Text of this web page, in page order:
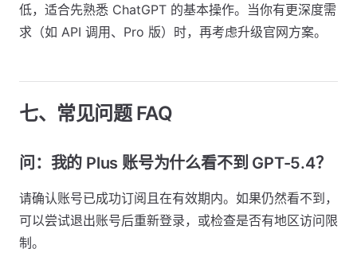
低，适合先熟悉 ChatGPT 的基本操作。当你有更深度需
求（如 API 调用、Pro 版）时，再考虑升级官网方案。
七、常见问题 FAQ
问：我的 Plus 账号为什么看不到 GPT-5.4？
请确认账号已成功订阅且在有效期内。如果仍然看不到，
可以尝试退出账号后重新登录，或检查是否有地区访问限
制。